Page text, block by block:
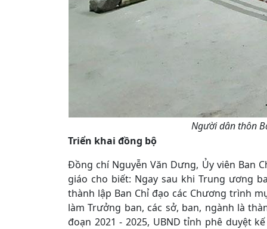
Người dân thôn
Triển khai đồng bộ
Đồng chí Nguyễn Văn Dưng, Ủy viên Ban
giáo cho biết: Ngay sau khi Trung ương
thành lập Ban Chỉ đạo các Chương trình
làm Trưởng ban, các sở, ban, ngành là
đoạn 2021 - 2025, UBND tỉnh phê duyệt